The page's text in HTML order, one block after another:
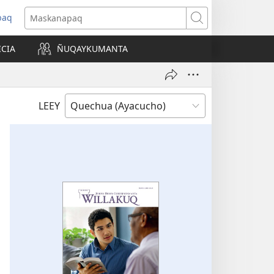
Maskanapaq
ÑUQAYKUMANTA
LEEY